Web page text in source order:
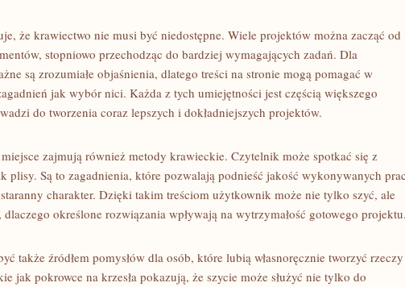
że krawiectwo nie musi być niedostępne. Wiele projektów można zacząć od
stopniowo przechodząc do bardziej wymagających zadań. Dla
są zrozumiałe objaśnienia, dlatego treści na stronie mogą pomagać w
jak wybór nici. Każda z tych umiejętności jest częścią większego
do tworzenia coraz lepszych i dokładniejszych projektów.
zajmują również metody krawieckie. Czytelnik może spotkać się z
plisy. Są to zagadnienia, które pozwalają podnieść jakość wykonywanych
charakter. Dzięki takim treściom użytkownik może nie tylko szyć, ale
określone rozwiązania wpływają na wytrzymałość gotowego projektu.
także źródłem pomysłów dla osób, które lubią własnoręcznie tworzyć
jak pokrowce na krzesła pokazują, że szycie może służyć nie tylko do